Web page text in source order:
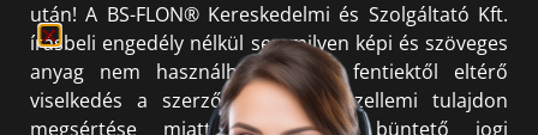
után! A BS-FLON® Kereskedelmi és Szolgáltató Kft.
írásbeli engedély nélkül semmilyen képi és szöveges
anyag nem használható fel. A fentiektől eltérő
viselkedés a szerzői jog és a szellemi tulajdon
megsértése miatt polgári és büntető jogi